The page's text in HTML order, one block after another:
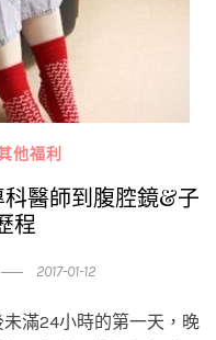
他福利
科醫師到腹腔鏡&子
程
2017-01-12
滿24小時的第一天，晚